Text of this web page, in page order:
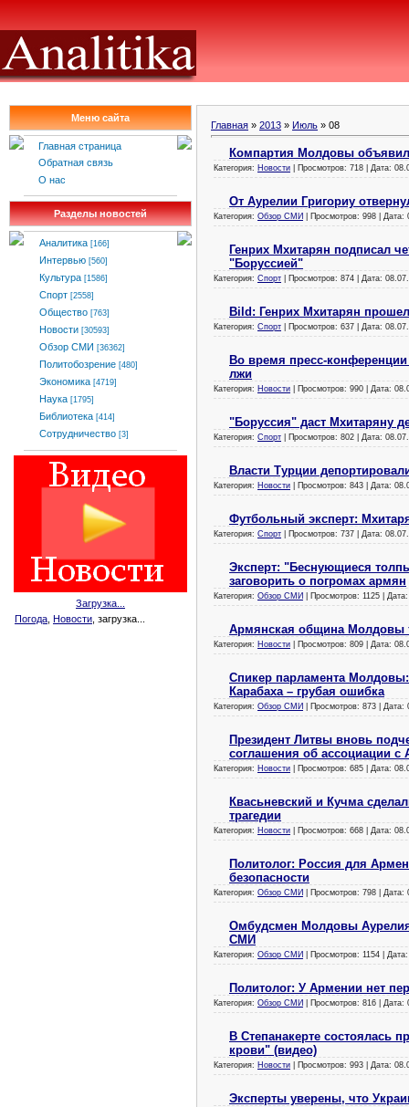
Меню сайта
Главная страница
Обратная связь
О нас
Разделы новостей
Аналитика [166]
Интервью [560]
Культура [1586]
Спорт [2558]
Общество [763]
Новости [30593]
Обзор СМИ [36362]
Политобозрение [480]
Экономика [4719]
Наука [1795]
Библиотека [414]
Сотрудничество [3]
Загрузка...
Погода Новости , загрузка...
Главная » 2013 » Июль » 08
Компартия Молдовы
Категория: Новости | Просмотров: 718 | Дата:
От Аурелии Григориу
Категория: Обзор СМИ | Просмотров: 998 | Дата:
Генрих Мхитарян подписал
"Боруссией"
Категория: Спорт | Просмотров: 874 | Дата:
Bild: Генрих Мхитарян
Категория: Спорт | Просмотров: 637 | Дата:
Во время пресс-
лжи
Категория: Новости | Просмотров: 990 | Дата:
"Боруссия" даст Мхитаряну
Категория: Спорт | Просмотров: 802 | Дата:
Власти Турции
Категория: Новости | Просмотров: 843 | Дата:
Футбольный эксперт:
Категория: Спорт | Просмотров: 737 | Дата:
Эксперт: "Беснующиеся
заговорить о погромах армян
Категория: Обзор СМИ | Просмотров: 1125 |
Армянская община Молдовы
Категория: Новости | Просмотров: 809 | Дата:
Спикер парламента Молдовы:
Карабаха – грубая ошибка
Категория: Обзор СМИ | Просмотров: 873 | Дата:
Президент Литвы вновь
соглашения об ассоциации с
Категория: Новости | Просмотров: 685 | Дата:
Квасьневский и Кучма
трагедии
Категория: Новости | Просмотров: 668 | Дата:
Политолог: Россия для
безопасности
Категория: Обзор СМИ | Просмотров: 798 | Дата:
Омбудсмен Молдовы Аурелия
СМИ
Категория: Обзор СМИ | Просмотров: 1154 |
Политолог: У Армении нет
Категория: Обзор СМИ | Просмотров: 816 | Дата:
В Степанакерте состоялась
крови" (видео)
Категория: Новости | Просмотров: 993 | Дата:
Эксперты уверены, что